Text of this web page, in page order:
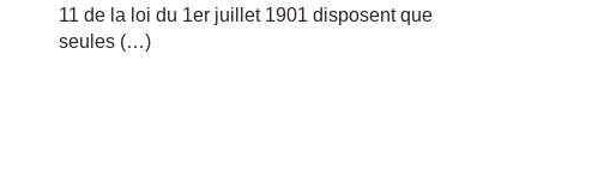
11 de la loi du 1er juillet 1901 disposent que
seules (…)